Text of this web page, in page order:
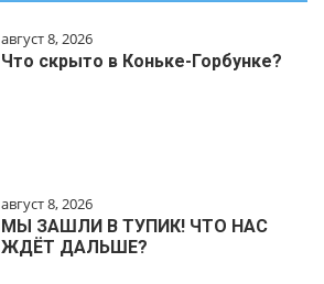
август 8, 2026
Что скрыто в Коньке-Горбунке?
август 8, 2026
МЫ ЗАШЛИ В ТУПИК! ЧТО НАС
ЖДЁТ ДАЛЬШЕ?